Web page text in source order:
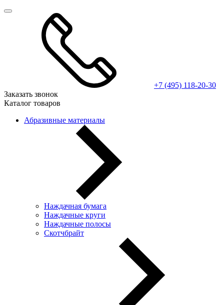
+7 (495) 118-20-30
Заказать звонок
Каталог товаров
Абразивные материалы
Наждачная бумага
Наждачные круги
Наждачные полосы
Скотчбрайт